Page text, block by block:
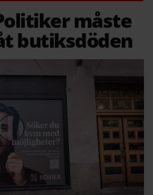
måste
butiksdöden